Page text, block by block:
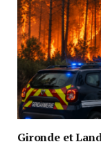
Gironde et